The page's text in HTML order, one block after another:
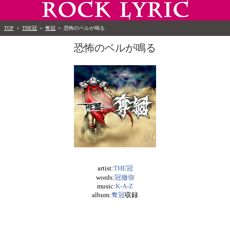
TOP ＞ THE冠 ＞ 奪冠 ＞ 恐怖のベルが鳴る
恐怖のベルが鳴る
artist:THE冠
words:冠徹弥
music:K-A-Z
album:奪冠収録